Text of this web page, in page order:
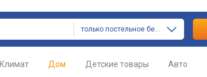
только постельное белье
Климат Дом Детские товары Авто